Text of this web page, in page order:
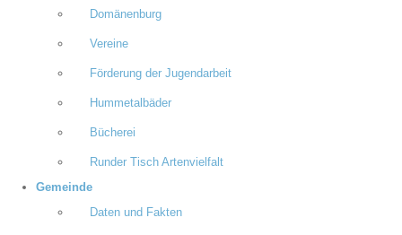
Domänenburg
Vereine
Förderung der Jugendarbeit
Hummetalbäder
Bücherei
Runder Tisch Artenvielfalt
Gemeinde
Daten und Fakten